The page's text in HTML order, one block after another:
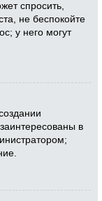
спросить,
не беспокойте
у него могут
в